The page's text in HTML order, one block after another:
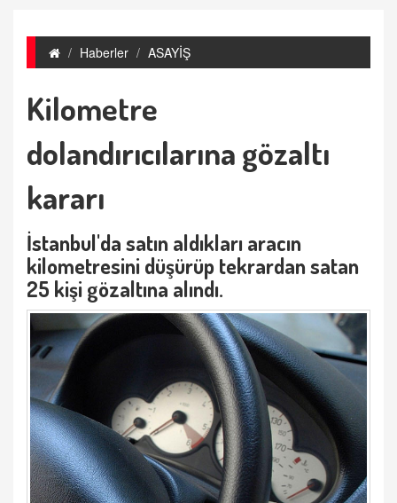
Haberler ASAYİŞ
Kilometre
dolandırıcılarına gözaltı
kararı
İstanbul'dasatın aldıkları aracın
kilometresini düşürüp tekrardan satan
25 kişi gözaltına alındı.